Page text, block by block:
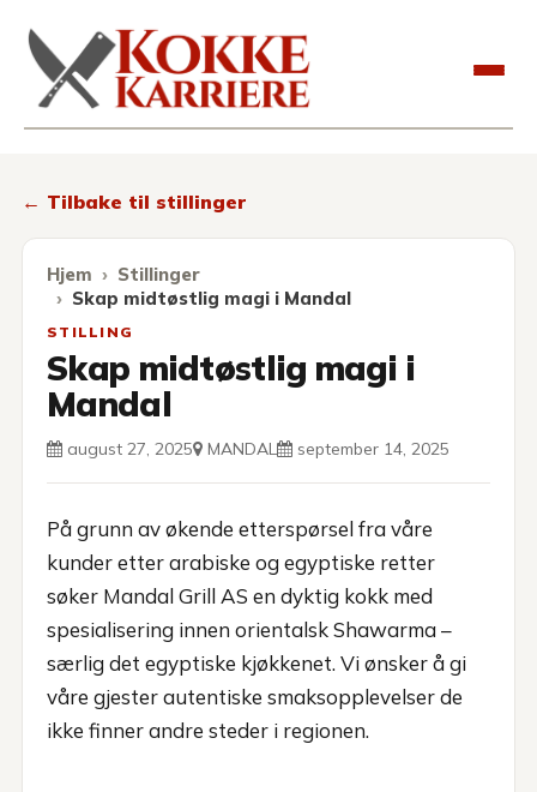
Kokkekarriere
← Tilbake til stillinger
Hjem
Stillinger
Skap midtøstlig magi i Mandal
STILLING
Skap midtøstlig magi i
Mandal
august 27, 2025 MANDAL september 14, 2025
På grunn av økende etterspørsel fra våre
kunder etter arabiske og egyptiske retter
søker Mandal Grill AS en dyktig kokk med
spesialisering innen orientalsk Shawarma –
særlig det egyptiske kjøkkenet. Vi ønsker å gi
våre gjester autentiske smaksopplevelser de
ikke finner andre steder i regionen.